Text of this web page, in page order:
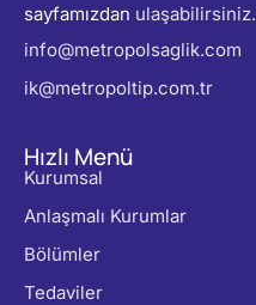
sayfamızdan ulaşabilirsiniz.
info@metropolsaglik.com
ik@metropoltip.com.tr
Hızlı Menü
Kurumsal
Anlaşmalı Kurumlar
Bölümler
Tedaviler